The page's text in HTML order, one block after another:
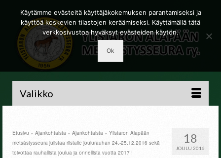
Valikko
18
JOULU 2016
Etusivu » Ajankohtaista » Ajankohtaista » Ylistaron Alapään
metsästysseura julistaa riistalle joulurauhan 24.-25.12.2016 sekä
toivottaa rauhallista joulua ja onnellista vuotta 2017 !
Käytämme evästeitä käyttäjäkokemuksen parantamiseksi ja
käyttöä koskevien tilastojen keräämiseksi. Käyttämällä tätä
verkkosivustoa hyväksyt evästeiden käytön.
Ok